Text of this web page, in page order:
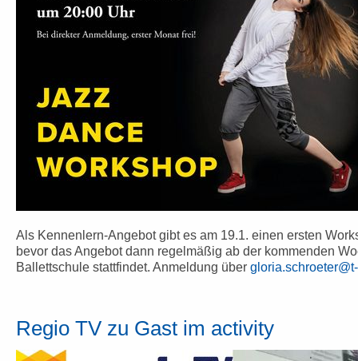
Als Kennenlern-Angebot gibt es am 19.1. einen ersten
bevor das Angebot dann regelmäßig ab der kommenden
Ballettschule stattfindet. Anmeldung über
Regio TV zu Gast im activity